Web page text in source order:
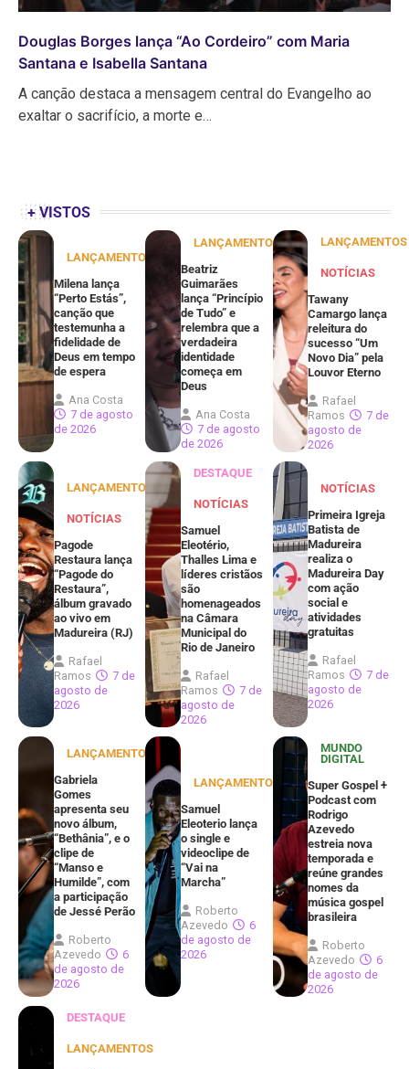
Douglas Borges lança “Ao Cordeiro” com Maria
Santana e Isabella Santana
A canção destaca a mensagem central do Evangelho ao
exaltar o sacrifício, a morte e…
+ VISTOS
LANÇAMENTOS
Milena lança
“Perto Estás”,
canção que
testemunha a
fidelidade de
Deus em tempo
de espera
Ana Costa
7 de agosto
de 2026
LANÇAMENTOS
Beatriz
Guimarães
lança “Princípio
de Tudo” e
relembra que a
verdadeira
identidade
começa em
Deus
Ana Costa
7 de agosto
de 2026
LANÇAMENTOS
NOTÍCIAS
Tawany
Camargo lança
releitura do
sucesso “Um
Novo Dia” pela
Louvor Eterno
Rafael
Ramos
7 de
agosto de
2026
LANÇAMENTOS
NOTÍCIAS
Pagode
Restaura lança
“Pagode do
Restaura”,
álbum gravado
ao vivo em
Madureira (RJ)
Rafael
Ramos
7 de
agosto de
2026
DESTAQUE
NOTÍCIAS
Samuel
Eleotério,
Thalles Lima e
líderes cristãos
são
homenageados
na Câmara
Municipal do
Rio de Janeiro
Rafael
Ramos
7 de
agosto de
2026
NOTÍCIAS
Primeira Igreja
Batista de
Madureira
realiza o
Madureira Day
com ação
social e
atividades
gratuitas
Rafael
Ramos
7 de
agosto de
2026
LANÇAMENTOS
Gabriela
Gomes
apresenta seu
novo álbum,
“Bethânia”, e o
clipe de
“Manso e
Humilde”, com
a participação
de Jessé Perão
Roberto
Azevedo
6
de agosto de
2026
LANÇAMENTOS
Samuel
Eleoterio lança
o single e
videoclipe de
“Vai na
Marcha”
Roberto
Azevedo
6
de agosto de
2026
MUNDO
DIGITAL
Super Gospel +
Podcast com
Rodrigo
Azevedo
estreia nova
temporada e
reúne grandes
nomes da
música gospel
brasileira
Roberto
Azevedo
6
de agosto de
2026
DESTAQUE
LANÇAMENTOS